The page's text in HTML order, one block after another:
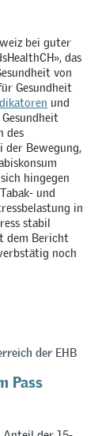
bei guter
das
von
Gesundheit
und
des
der Bewegung,
hingegen
und
in
stabil
dem Bericht
noch
der EHB
Pass